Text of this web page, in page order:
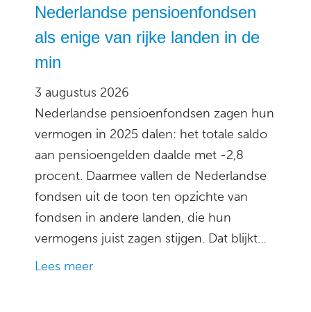
Nederlandse pensioenfondsen
als enige van rijke landen in de
min
3 augustus 2026
Nederlandse pensioenfondsen zagen hun
vermogen in 2025 dalen: het totale saldo
aan pensioengelden daalde met -2,8
procent. Daarmee vallen de Nederlandse
fondsen uit de toon ten opzichte van
fondsen in andere landen, die hun
vermogens juist zagen stijgen. Dat blijkt…
Lees meer